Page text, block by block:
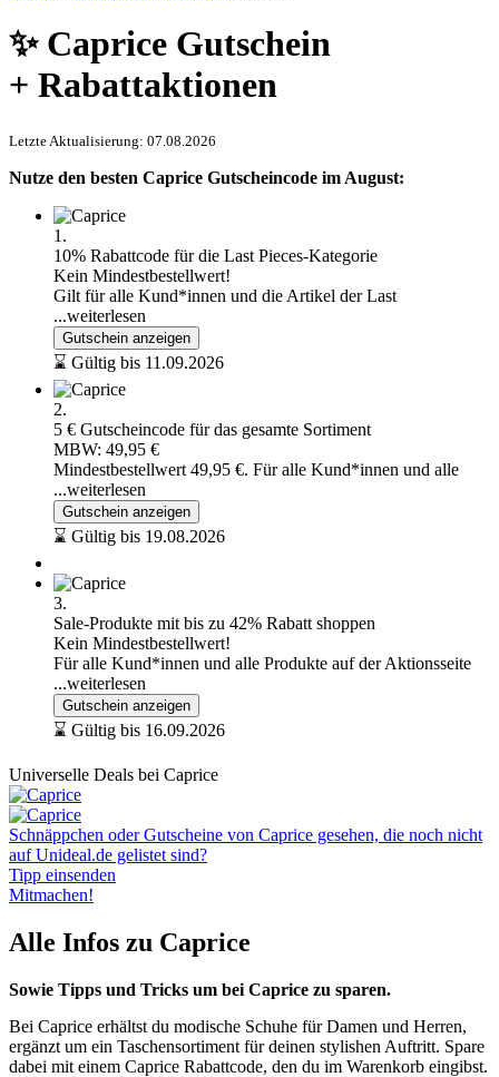
✨ Caprice Gutschein
+ Rabattaktionen
Letzte Aktualisierung: 07.08.2026
Nutze den besten Caprice Gutscheincode im August:
1.
10% Rabattcode für die Last Pieces-Kategorie
Kein Mindestbestellwert!
Gilt für alle Kund*innen und die Artikel der Last
...weiterlesen
Gutschein anzeigen
⌛ Gültig bis 11.09.2026
2.
5 € Gutscheincode für das gesamte Sortiment
MBW: 49,95 €
Mindestbestellwert 49,95 €. Für alle Kund*innen und alle
...weiterlesen
Gutschein anzeigen
⌛ Gültig bis 19.08.2026
3.
Sale-Produkte mit bis zu 42% Rabatt shoppen
Kein Mindestbestellwert!
Für alle Kund*innen und alle Produkte auf der Aktionsseite
...weiterlesen
Gutschein anzeigen
⌛ Gültig bis 16.09.2026
Universelle Deals bei Caprice
Schnäppchen oder Gutscheine von Caprice gesehen, die noch nicht
auf Unideal.de gelistet sind?
Tipp einsenden
Mitmachen!
Alle Infos zu Caprice
Sowie Tipps und Tricks um bei Caprice zu sparen.
Bei Caprice erhältst du modische Schuhe für Damen und Herren,
ergänzt um ein Taschensortiment für deinen stylishen Auftritt. Spare
dabei mit einem Caprice Rabattcode, den du im Warenkorb eingibst.